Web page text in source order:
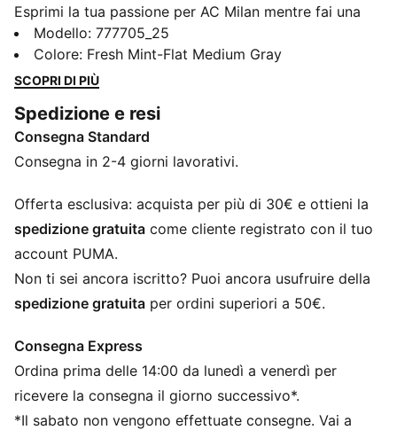
Esprimi la tua passione per AC Milan mentre fai una
dichiarazione di stile quotidiano in questa maglia di
ispirazione retrò. L'iconico stemma del club, le
maniche corte e la vestibilità regolare ti permettono di
CARATTERISTICHE + VANTAGGI
Con almeno il 50% di materiale riciclato
DETTAGLI
190 g/m², piqué
Girocollo
Maniche corte
Modello: 777705_25
Colore: Fresh Mint-Flat Medium Gray
SCOPRI DI PIÙ
Spedizione e resi
Consegna Standard
Consegna in 2-4 giorni lavorativi.
Offerta esclusiva: acquista per più di 30€ e ottieni la
spedizione gratuita come cliente registrato con il tuo
account PUMA.
Non ti sei ancora iscritto? Puoi ancora usufruire della
spedizione gratuita per ordini superiori a 50€.
Consegna Express
Ordina prima delle 14:00 da lunedì a venerdì per
ricevere la consegna il giorno successivo*.
*Il sabato non vengono effettuate consegne. Vai a